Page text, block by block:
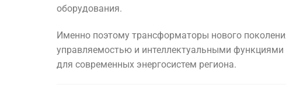
оборудования.
Именно поэтому трансформаторы нового
управляемостью и интеллектуальными
для современных энергосистем региона.